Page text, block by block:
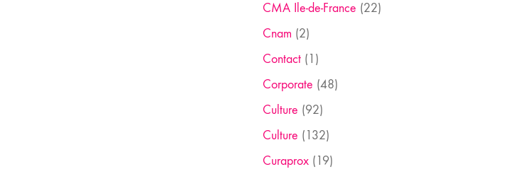
CMA Ile-de-France (22)
Cnam (2)
Contact(1)
Corporate (48)
Culture (92)
Culture (132)
Curaprox(19)